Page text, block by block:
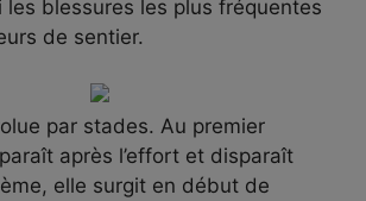
les blessures les plus fréquentes
de sentier.
par stades. Au premier
après l’effort et disparaît
elle surgit en début de